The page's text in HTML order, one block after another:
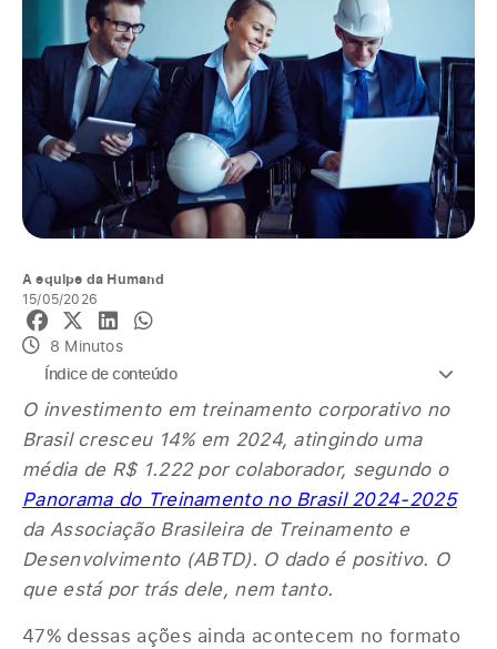
A equipe da Humand
15/05/2026
8 Minutos
Índice de conteúdo
O investimento em treinamento corporativo no
Brasil cresceu 14% em 2024, atingindo uma
média de R$ 1.222 por colaborador, segundo o
Panorama do Treinamento no Brasil 2024-2025
da Associação Brasileira de Treinamento e
Desenvolvimento (ABTD). O dado é positivo. O
que está por trás dele, nem tanto.
47% dessas ações ainda acontecem no formato